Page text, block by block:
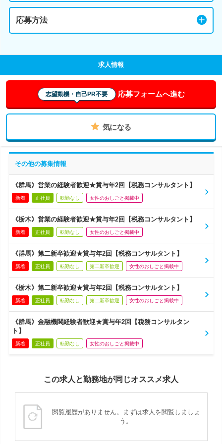
応募方法
求人情報
志望動機・自己PR不要 応募フォームへ進む
気になる
その他の募集情報
《群馬》営業の経験者歓迎★賞与年2回【税務コンサルタント】
新着 正社員 転勤なし 女性のおしごと掲載中
《栃木》営業の経験者歓迎★賞与年2回【税務コンサルタント】
新着 正社員 転勤なし 女性のおしごと掲載中
《群馬》第二新卒歓迎★賞与年2回【税務コンサルタント】
新着 正社員 転勤なし 第二新卒歓迎 女性のおしごと掲載中
《栃木》第二新卒歓迎★賞与年2回【税務コンサルタント】
新着 正社員 転勤なし 第二新卒歓迎 女性のおしごと掲載中
《群馬》金融機関経験者歓迎★賞与年2回【税務コンサルタン
ト】
新着 正社員 転勤なし 女性のおしごと掲載中
この求人と勤務地が同じオススメ求人
閲覧履歴がありません。まずは求人を閲覧しましょ
う。